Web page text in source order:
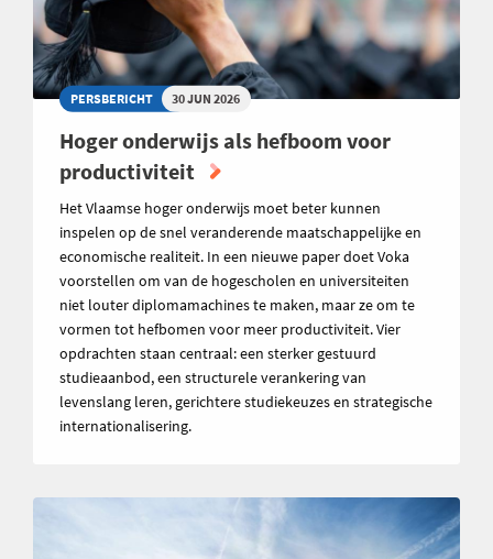
PERSBERICHT 30 JUN 2026
Hoger onderwijs als hefboom voor
productiviteit
Het Vlaamse hoger onderwijs moet beter kunnen
inspelen op de snel veranderende maatschappelijke en
economische realiteit. In een nieuwe paper doet Voka
voorstellen om van de hogescholen en universiteiten
niet louter diplomamachines te maken, maar ze om te
vormen tot hefbomen voor meer productiviteit. Vier
opdrachten staan centraal: een sterker gestuurd
studieaanbod, een structurele verankering van
levenslang leren, gerichtere studiekeuzes en strategische
internationalisering.